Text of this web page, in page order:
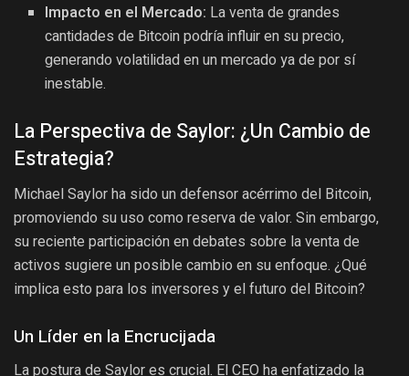
Impacto en el Mercado: La venta de grandes
cantidades de Bitcoin podría influir en su precio,
generando volatilidad en un mercado ya de por sí
inestable.
La Perspectiva de Saylor: ¿Un Cambio de
Estrategia?
Michael Saylor ha sido un defensor acérrimo del Bitcoin,
promoviendo su uso como reserva de valor. Sin embargo,
su reciente participación en debates sobre la venta de
activos sugiere un posible cambio en su enfoque. ¿Qué
implica esto para los inversores y el futuro del Bitcoin?
Un Líder en la Encrucijada
La postura de Saylor es crucial. El CEO ha enfatizado la